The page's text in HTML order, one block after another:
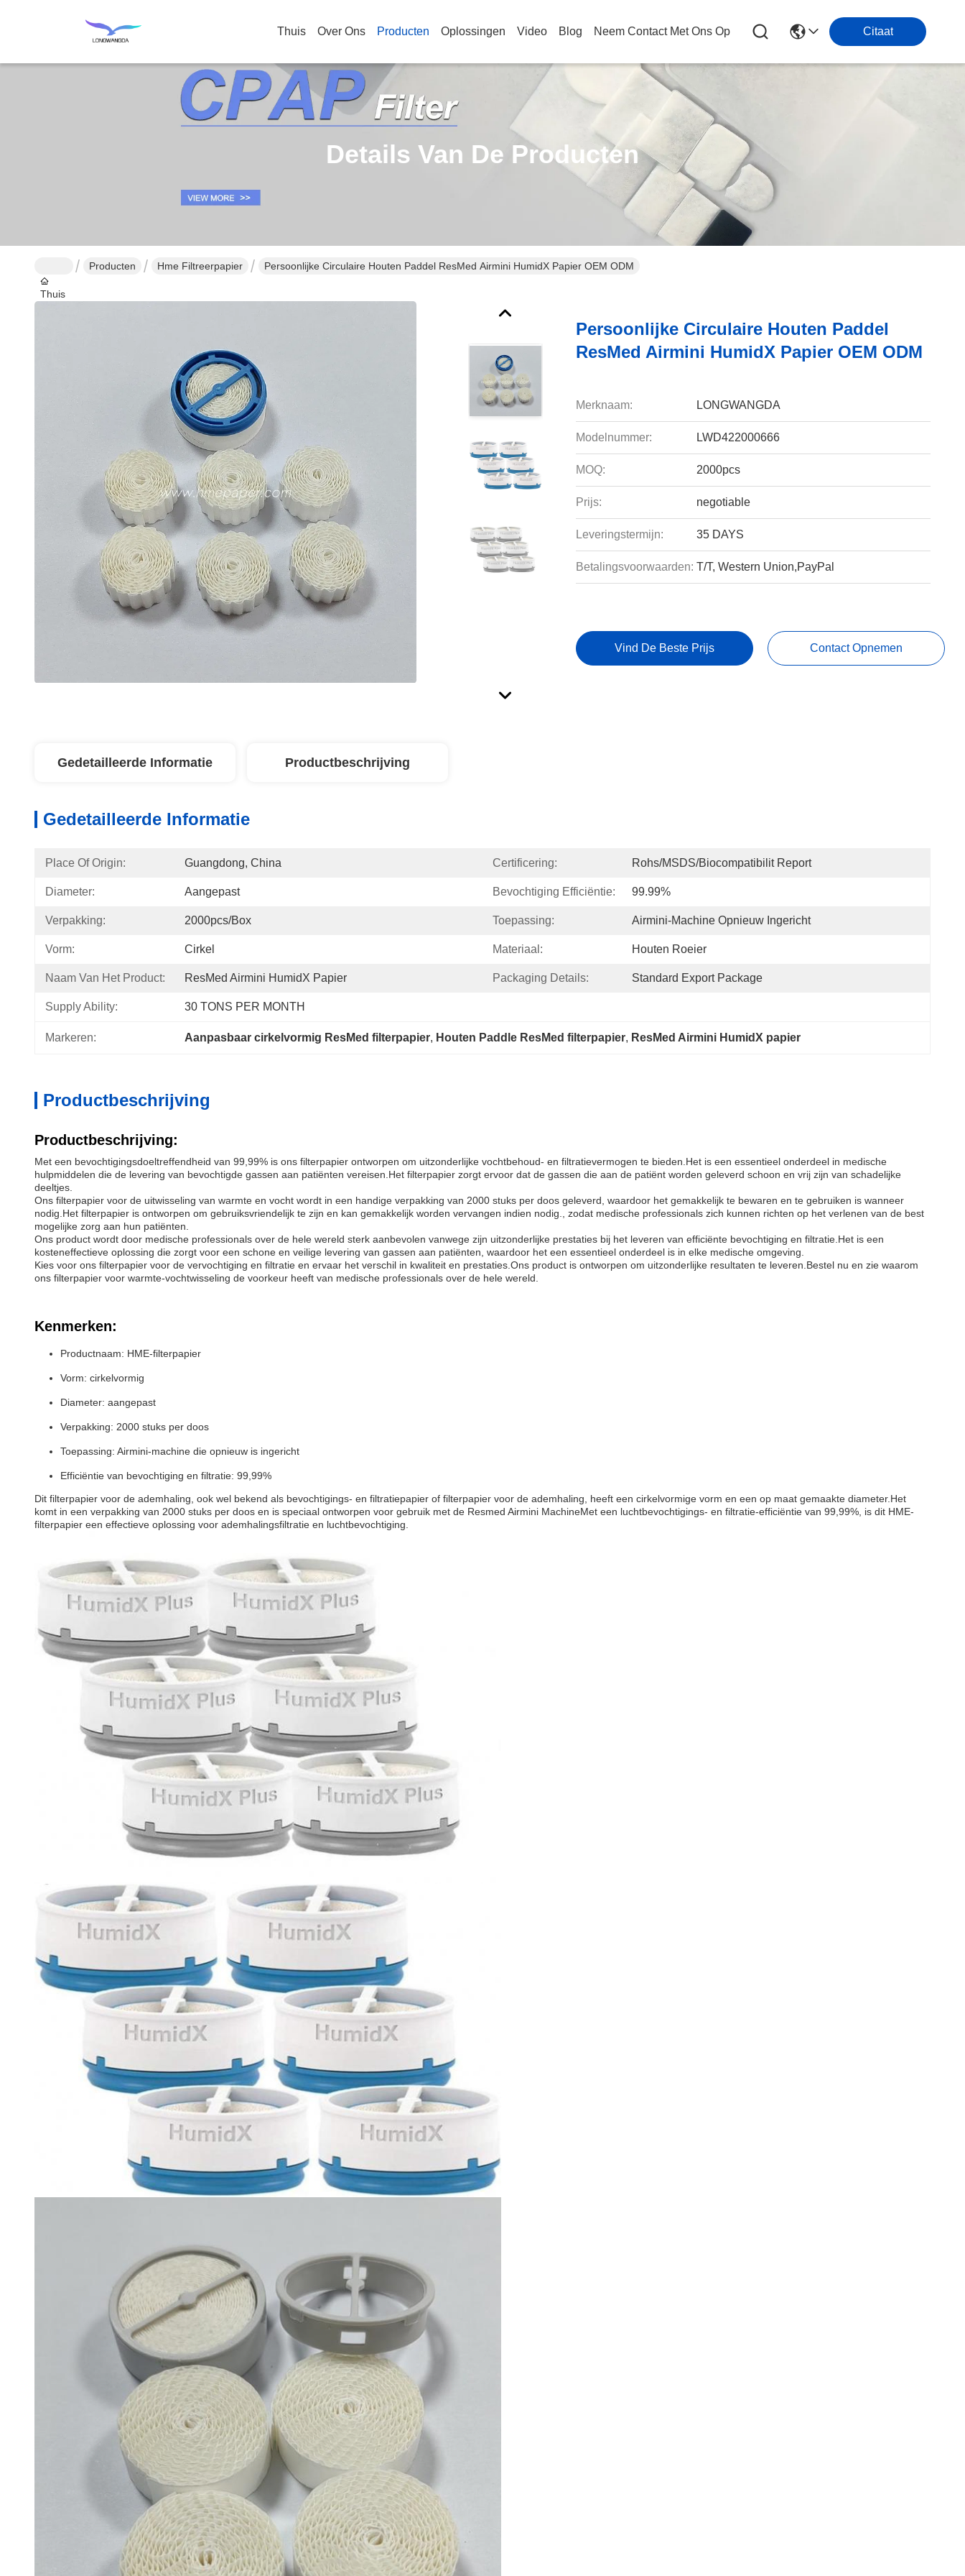
Thuis Over Ons Producten Oplossingen Video Blog Neem Contact Met Ons Op Citaat
Details Van De Producten
Thuis
Producten Hme Filtreerpapier Persoonlijke Circulaire Houten Paddel ResMed Airmini HumidX Papier OEM ODM
Persoonlijke Circulaire Houten Paddel
ResMed Airmini HumidX Papier OEM ODM
Merknaam: LONGWANGDA
Modelnummer: LWD422000666
MOQ: 2000pcs
Prijs: negotiable
Leveringstermijn: 35 DAYS
Betalingsvoorwaarden: T/T, Western Union,PayPal
Vind De Beste Prijs Contact Opnemen
Gedetailleerde Informatie Productbeschrijving
Gedetailleerde Informatie
Place Of Origin: Guangdong, China Certificering: Rohs/MSDS/Biocompatibilit Report
Diameter: Aangepast Bevochtiging Efficiëntie: 99.99%
Verpakking: 2000pcs/box Toepassing: Airmini-Machine Opnieuw Ingericht
Vorm: Cirkel Materiaal: Houten Roeier
Naam Van Het Product: ResMed Airmini HumidX Papier Packaging Details: Standard Export Package
Supply Ability: 30 TONS PER MONTH
Markeren: Aanpasbaar cirkelvormig ResMed filterpapier, Houten Paddle ResMed filterpapier, ResMed Airmini HumidX papier
Productbeschrijving
Productbeschrijving:
Met een bevochtigingsdoeltreffendheid van 99,99% is ons filterpapier ontworpen om uitzonderlijke vochtbehoud- en filtratievermogen te bieden.Het is een essentieel onderdeel in medische
hulpmiddelen die de levering van bevochtigde gassen aan patiënten vereisen.Het filterpapier zorgt ervoor dat de gassen die aan de patiënt worden geleverd schoon en vrij zijn van schadelijke
deeltjes.
Ons filterpapier voor de uitwisseling van warmte en vocht wordt in een handige verpakking van 2000 stuks per doos geleverd, waardoor het gemakkelijk te bewaren en te gebruiken is wanneer
nodig.Het filterpapier is ontworpen om gebruiksvriendelijk te zijn en kan gemakkelijk worden vervangen indien nodig., zodat medische professionals zich kunnen richten op het verlenen van de best
mogelijke zorg aan hun patiënten.
Ons product wordt door medische professionals over de hele wereld sterk aanbevolen vanwege zijn uitzonderlijke prestaties bij het leveren van efficiënte bevochtiging en filtratie.Het is een
kosteneffectieve oplossing die zorgt voor een schone en veilige levering van gassen aan patiënten, waardoor het een essentieel onderdeel is in elke medische omgeving.
Kies voor ons filterpapier voor de vervochtiging en filtratie en ervaar het verschil in kwaliteit en prestaties.Ons product is ontworpen om uitzonderlijke resultaten te leveren.Bestel nu en zie waarom
ons filterpapier voor warmte-vochtwisseling de voorkeur heeft van medische professionals over de hele wereld.
Kenmerken:
Productnaam: HME-filterpapier
Vorm: cirkelvormig
Diameter: aangepast
Verpakking: 2000 stuks per doos
Toepassing: Airmini-machine die opnieuw is ingericht
Efficiëntie van bevochtiging en filtratie: 99,99%
Dit filterpapier voor de ademhaling, ook wel bekend als bevochtigings- en filtratiepapier of filterpapier voor de ademhaling, heeft een cirkelvormige vorm en een op maat gemaakte diameter.Het
komt in een verpakking van 2000 stuks per doos en is speciaal ontworpen voor gebruik met de Resmed Airmini MachineMet een luchtbevochtigings- en filtratie-efficiëntie van 99,99%, is dit HME-
filterpapier een effectieve oplossing voor ademhalingsfiltratie en luchtbevochtiging.